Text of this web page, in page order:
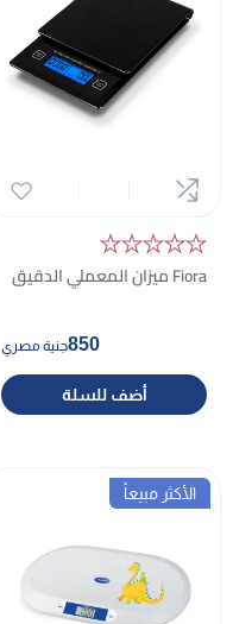
★★★★★
Fiora ميزان المعملي الدقيق
جنية مصري850
أضف للسلة
الأكثر مبيعاً